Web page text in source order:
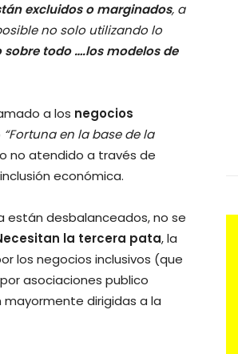
excluidos o marginados, a
no solo utilizando lo
todo ….los modelos de
a los negocios
“Fortuna en la base de la
no atendido a través de
económica.
están desbalanceados, no se
la tercera pata, la
los negocios inclusivos (que
asociaciones publico
dirigidas a la